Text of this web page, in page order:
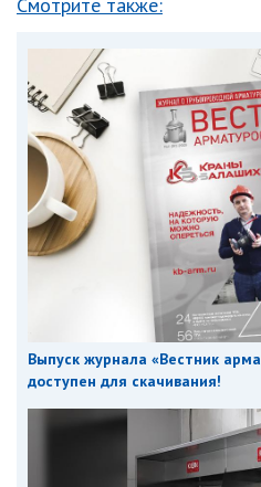
Смотрите также:
Выпуск журнала «Вестник
доступен для скачивания!